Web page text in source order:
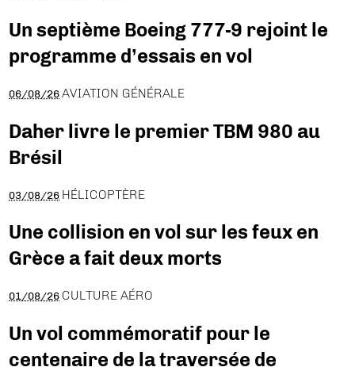
Un septième Boeing 777-9 rejoint le
programme d’essais en vol
06/08/26 AVIATION GÉNÉRALE
Daher livre le premier TBM 980 au
Brésil
03/08/26 HÉLICOPTÈRE
Une collision en vol sur les feux en
Grèce a fait deux morts
01/08/26 CULTURE AÉRO
Un vol commémoratif pour le
centenaire de la traversée de